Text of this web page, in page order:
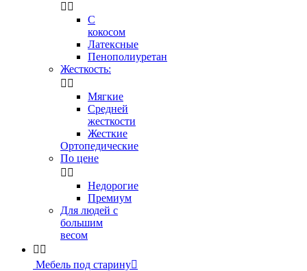
 
С
кокосом
Латексные
Пенополиуретан
Жесткость:
 
Мягкие
Средней
жесткости
Жесткие
Ортопедические
По цене
 
Недорогие
Премиум
Для людей с
большим
весом
 
Мебель под старину